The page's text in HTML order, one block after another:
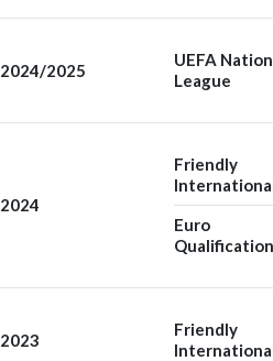
2024/2025
UEFA
League
2024
Friendly
Euro
Qualification
2023
Friendly